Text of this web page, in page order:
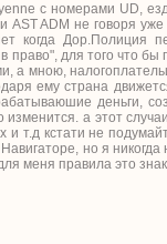
с номерами UD,
ADM не говоря
когда Дор.Полиция
право", для того что
а мною,
ему страна
деньги,
изменится. а этот
и т.д кстати не
но я
меня правила это